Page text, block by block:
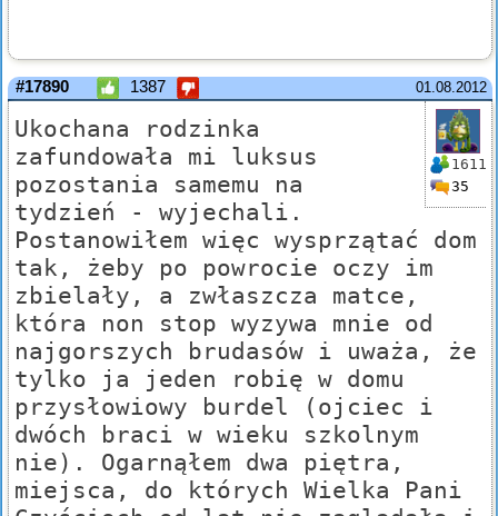
01.08.2012
#17890 1387
1611
35
Ukochana rodzinka
zafundowała mi luksus
pozostania samemu na
tydzień - wyjechali.
Postanowiłem więc wysprzątać dom
tak, żeby po powrocie oczy im
zbielały, a zwłaszcza matce,
która non stop wyzywa mnie od
najgorszych brudasów i uważa, że
tylko ja jeden robię w domu
przysłowiowy burdel (ojciec i
dwóch braci w wieku szkolnym
nie). Ogarnąłem dwa piętra,
miejsca, do których Wielka Pani